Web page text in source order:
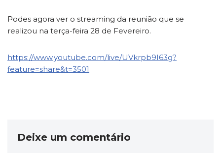
Podes agora ver o streaming da reunião que se
realizou na terça-feira 28 de Fevereiro.
https://www.youtube.com/live/UVkrpb9I63g?
feature=share&t=3501
Deixe um comentário